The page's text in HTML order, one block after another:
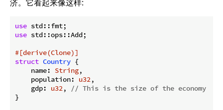
济。它看起来像这样:
use
use std::ops::Add;
#[derive(Clone)]
struct Country {
    name:
String,
    population:
u32,
    gdp:
u32,
// This is the size of the economy
}